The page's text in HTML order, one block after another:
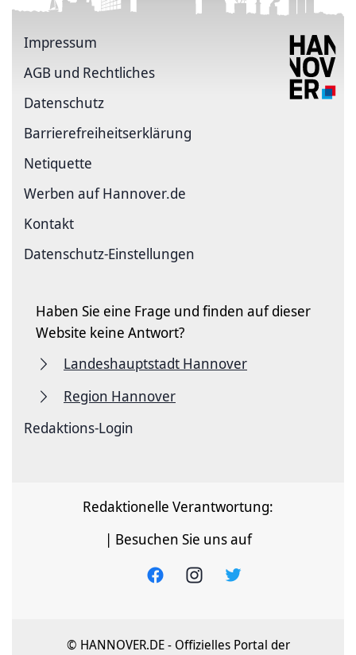
Impressum
AGB und Rechtliches
Datenschutz
Barriere­freiheits­erklärung
Netiquette
Werben auf Hannover.de
Kontakt
Datenschutz-Einstellungen
Haben Sie eine Frage und finden auf dieser
Website keine Antwort?
Landeshauptstadt Hannover
Region Hannover
Redaktions-Login
Redaktionelle Verantwortung:
| Besuchen Sie uns auf
© HANNOVER.DE - Offizielles Portal der